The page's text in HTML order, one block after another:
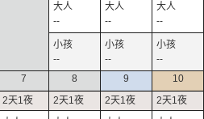
--
--
--
--
--
--
7 8 9 10